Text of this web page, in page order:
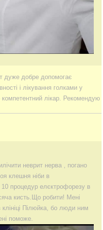
дуже добре допомогає
і лікування голками у
лікар. Рекомендую
неврит нерва , погано
клешня ніби в
процедур елєктрофорезу в
кисть.Що робити! Мені
Пілюйка, бо люди ним
поможе.